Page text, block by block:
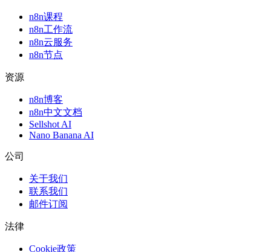
n8n课程
n8n工作流
n8n云服务
n8n节点
资源
n8n博客
n8n中文文档
Sellshot AI
Nano Banana AI
公司
关于我们
联系我们
邮件订阅
法律
Cookie政策